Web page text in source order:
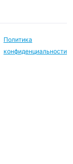
Политика
конфиденциальности